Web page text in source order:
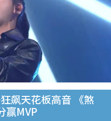
飙天花板高音 《煞
赢MVP